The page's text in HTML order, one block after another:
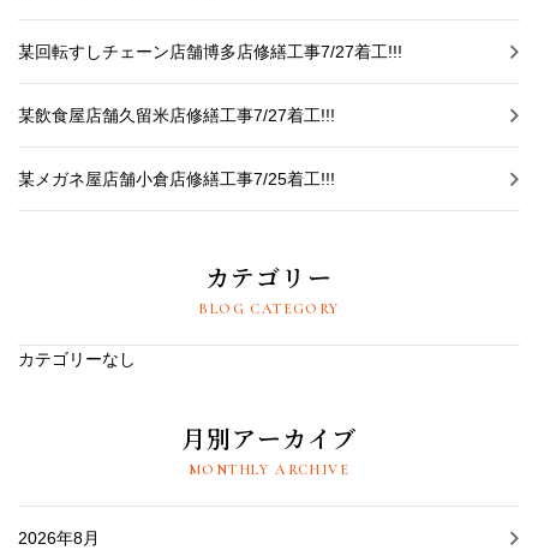
某回転すしチェーン店舗博多店修繕工事7/27着工!!!
某飲食屋店舗久留米店修繕工事7/27着工!!!
某メガネ屋店舗小倉店修繕工事7/25着工!!!
カテゴリー
BLOG CATEGORY
カテゴリーなし
月別アーカイブ
MONTHLY ARCHIVE
2026年8月